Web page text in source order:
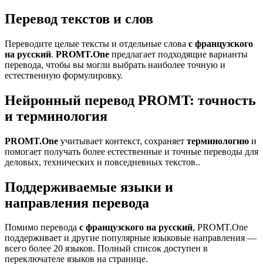
Перевод текстов и слов
Переводите целые тексты и отдельные слова с французского
на русский. PROMT.One предлагает подходящие варианты
перевода, чтобы вы могли выбрать наиболее точную и
естественную формулировку.
Нейронный перевод PROMT: точность
и терминология
PROMT.One учитывает контекст, сохраняет терминологию и
помогает получать более естественные и точные переводы для
деловых, технических и повседневных текстов..
Поддерживаемые языки и
направления перевода
Помимо перевода с французского на русский, PROMT.One
поддерживает и другие популярные языковые направления —
всего более 20 языков. Полный список доступен в
переключателе языков на странице.